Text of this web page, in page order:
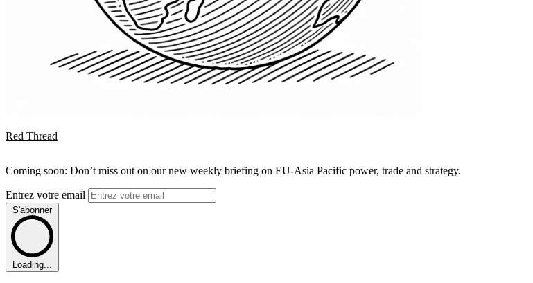
Red Thread
Coming soon: Don’t miss out on our new weekly briefing on EU-Asia Pacific power, trade and strategy.
Entrez votre email
S'abonner
Loading...